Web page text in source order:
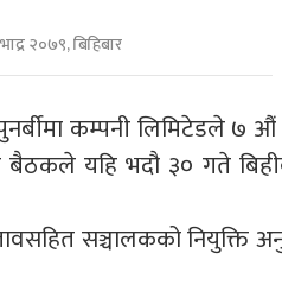
२०७९, बिहिबार
कम्पनी लिमिटेडले
यहि भदौ ३० गते
सञ्चालकको नियुक्ति